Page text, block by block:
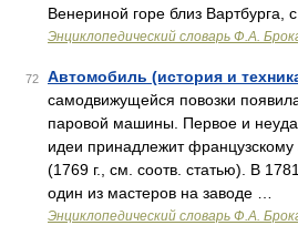
Венериной горе близ Вартбурга,
Энциклопедический словарь Ф.А.
72 Автомобиль (история и
самодвижущейся повозки
паровой машины. Первое и
идеи принадлежит
(1769 г., см. соотв. статью). В
один из мастеров на заводе …
Энциклопедический словарь Ф.А.